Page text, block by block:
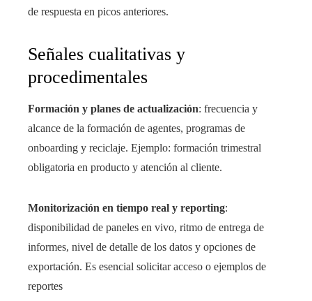
de respuesta en picos anteriores.
Señales cualitativas y
procedimentales
Formación y planes de actualización: frecuencia y
alcance de la formación de agentes, programas de
onboarding y reciclaje. Ejemplo: formación trimestral
obligatoria en producto y atención al cliente.
Monitorización en tiempo real y reporting:
disponibilidad de paneles en vivo, ritmo de entrega de
informes, nivel de detalle de los datos y opciones de
exportación. Es esencial solicitar acceso o ejemplos de
reportes